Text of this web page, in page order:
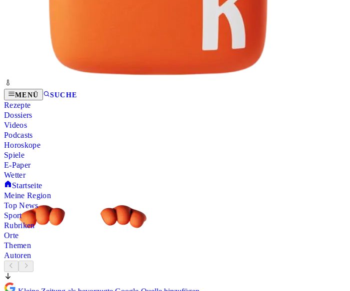
MENÜ SUCHE
Rezepte
Dossiers
Videos
Podcasts
Horoskope
Spiele
E-Paper
Wetter
Startseite
Meine Region
Top News
Sport
Rubriken
Orte
Themen
Autoren